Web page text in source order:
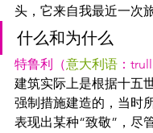
头，它来自我最近一次旅
什么和为什么
特鲁利（意大利语 ：
建筑实际上是根据十五
强制措施建造的，当时
表现出某种“致敬”，尽